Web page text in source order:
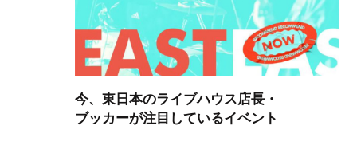
今、東日本のライブハウス店長・
ブッカーが注目しているイベント